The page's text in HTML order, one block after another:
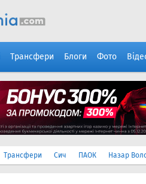
Трансфери Блоги Фото
Трансфери Сич ПАОК Назар